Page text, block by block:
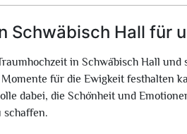
Schwäbisch Hall für
in Schwäbisch Hall
für die Ewigkeit festhalten
dabei, die Schönheit und
schaffen.